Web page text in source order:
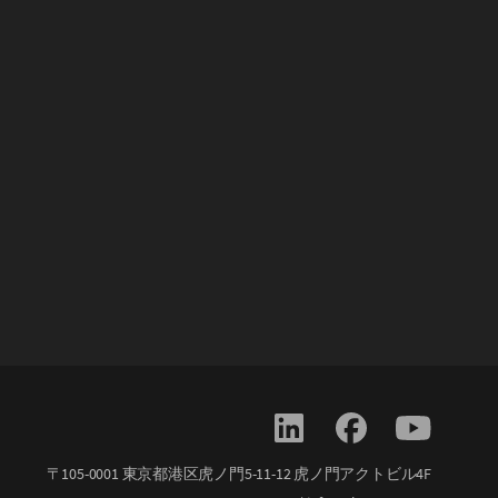
〒105-0001 東京都港区虎ノ門5-11-12 虎ノ門アクトビル4F